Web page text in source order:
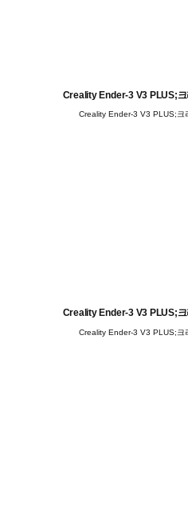
Creality Ender-3 V3 PLUS;
Creality Ender-3 V3 PLUS;크
Creality Ender-3 V3 PLUS;
Creality Ender-3 V3 PLUS;크